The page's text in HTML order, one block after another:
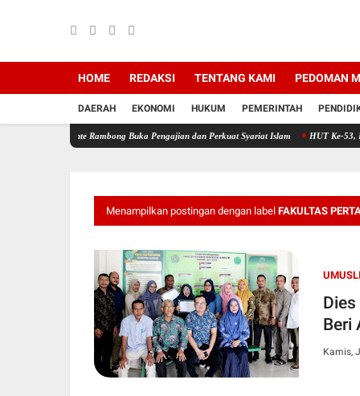
HOME REDAKSI TENTANG KAMI PEDOMAN
DAERAH EKONOMI HUKUM PEMERINTAH
Rambong Buka Pengajian dan Perkuat Syariat Islam HUT Ke-53, PT Bank Aceh
Menampilkan postingan dengan label FAKULTAS
Beri
Kamis,